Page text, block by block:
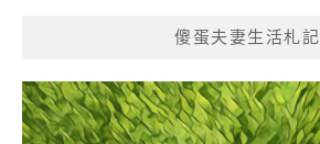
傻蛋夫妻生活札記